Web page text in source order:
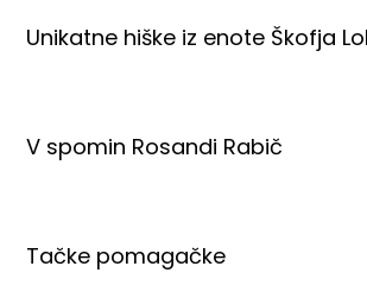
Unikatne hiške iz enote Škofja
V spomin Rosandi Rabič
Tačke pomagačke